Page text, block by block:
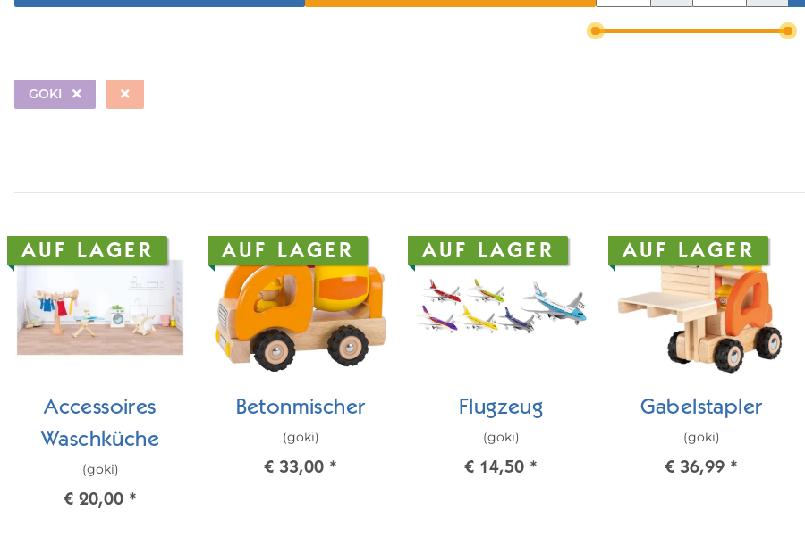
GOKI
AUF LAGER
Accessoires
Waschküche
(goki)
€ 20,00 *
AUF LAGER
Betonmischer
(goki)
€ 33,00 *
AUF LAGER
Flugzeug
(goki)
€ 14,50 *
AUF LAGER
Gabelstapler
(goki)
€ 36,99 *